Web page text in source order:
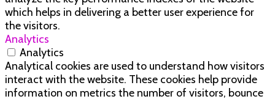
which helps in delivering a better user experience for
the visitors.
Analytics
Analytics
Analytical cookies are used to understand how visitors
interact with the website. These cookies help provide
information on metrics the number of visitors, bounce